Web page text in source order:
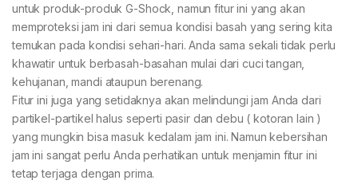
untuk produk-produk G-Shock, namun fitur ini yang akan
memproteksi jam ini dari semua kondisi basah yang sering kita
temukan pada kondisi sehari-hari. Anda sama sekali tidak perlu
khawatir untuk berbasah-basahan mulai dari cuci tangan,
kehujanan, mandi ataupun berenang.
Fitur ini juga yang setidaknya akan melindungi jam Anda dari
partikel-partikel halus seperti pasir dan debu ( kotoran lain )
yang mungkin bisa masuk kedalam jam ini. Namun kebersihan
jam ini sangat perlu Anda perhatikan untuk menjamin fitur ini
tetap terjaga dengan prima.